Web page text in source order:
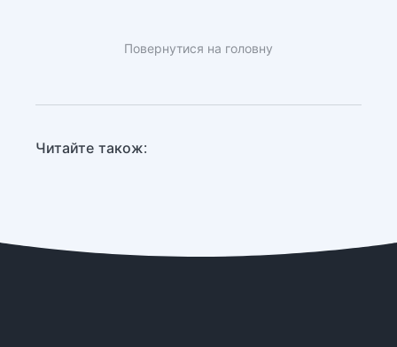
Повернутися на головну
Читайте також: